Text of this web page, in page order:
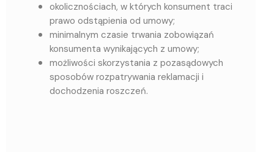
okolicznościach, w których konsument traci
prawo odstąpienia od umowy;
minimalnym czasie trwania zobowiązań
konsumenta wynikających z umowy;
możliwości skorzystania z pozasądowych
sposobów rozpatrywania reklamacji i
dochodzenia roszczeń.